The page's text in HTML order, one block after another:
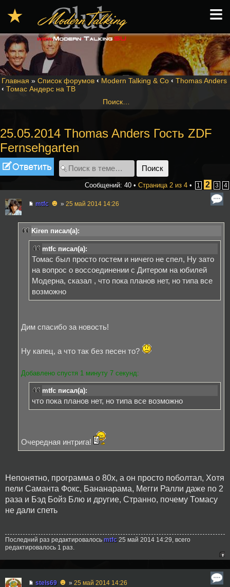
Главная » Список форумов ‹ Modern Talking & Co ‹ Thomas Anders
‹ Томас Андерс на ТВ
Поиск…
25.05.2014 Thomas Anders Гость ZDF
Fernsehgarten
Ответить
Сообщений: 40 • Страница 2 из 4 • 1 2 3 4
mtfc ☻ » 25 май 2014 14:26
Kiren писал(а):
mtfc писал(а):
Томас был просто гостем и ничего не спел, Ну зато
на вопрос о воссоединении с Дитером на юбилей
Модерна, сказал , что пока планов нет, но типа все
возможно
Дим спасибо за новость!
Ну капец, а что так без песен то?
Добавлено спустя 1 минуту 7 секунд:
mtfc писал(а):
что пока планов нет, но типа все возможно
Очередная интрига!
Непонятно, программа о 80х, а он просто поболтал, Хотя
пели Саманта Фокс, Бананарама, Мегги Ралли даже по 2
раза и Бэд Бойз Блю и другие, Странно, почему Томасу
не дали спеть
Последний раз редактировалось mtfc 25 май 2014 14:29, всего
редактировалось 1 раз.
stels69 ☻ » 25 май 2014 14:26
★ ≡